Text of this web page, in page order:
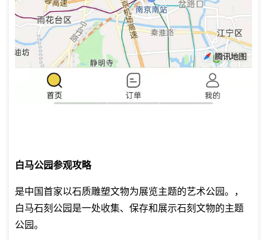
白马公园参观攻略
是中国首家以石质雕塑文物为展览主题的艺术公园。，
白马石刻公园是一处收集、保存和展示石刻文物的主题
公园。